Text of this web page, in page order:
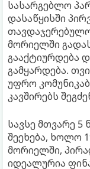
სასარგებლო
დასაწყისში
მორიელში
გააქტიურდება
გამყარდება.
უფრო
კავშირებს
სავსე მთვარე 5
შეეხება, ხოლო
მორიელში,
იდეალურია